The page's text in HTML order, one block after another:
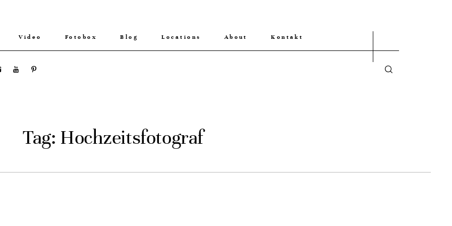
Video Fotobox Blog Locations About Kontakt
Tag: Hochzeitsfotograf